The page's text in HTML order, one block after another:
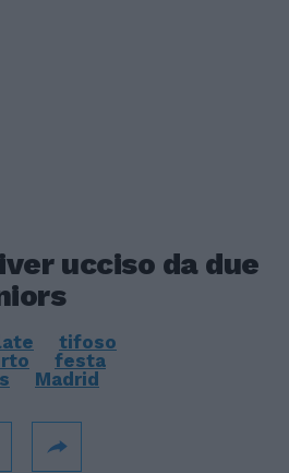
ucciso da due
tifoso
festa
Madrid